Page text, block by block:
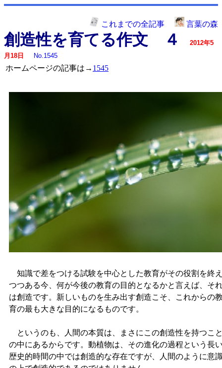
これまでの全記事 言葉の森
創造性を育てる作文 ４
2012年5
月18日
No.1545
ホームページの記事は→ 1545
知識で差をつける試験を中心とした教育がその役割を終
つつある今、何が今後の教育の目的となるかと言えば、そ
は創造です。新しいものを生み出す創造こそ、これからの
育の最も大きな目的になるものです。
というのも、人間の本質は、まさにこの創造性を持つこ
の中にあるからです。動植物は、その進化の過程という長
歴史的時間の中では創造的な存在ですが、人間のように意